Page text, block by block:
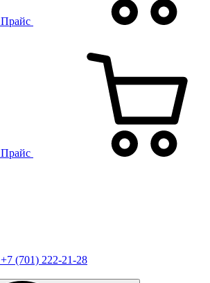
Прайс
Прайс
+7 (701) 222-21-28